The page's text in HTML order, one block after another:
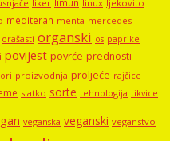
liker limun linux ljekovito
mediteran menta mercedes
orašasti organski os paprike
povijest povrće prednosti
proizvodnja proljeće rajčice
slatko sorte tehnologija tikvice
veganska veganski veganstvo